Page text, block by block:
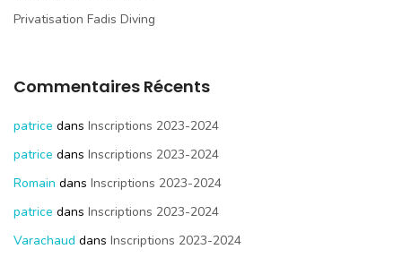
Privatisation Fadis Diving
Commentaires Récents
patrice dans Inscriptions 2023-2024
patrice dans Inscriptions 2023-2024
Romain dans Inscriptions 2023-2024
patrice dans Inscriptions 2023-2024
Varachaud dans Inscriptions 2023-2024